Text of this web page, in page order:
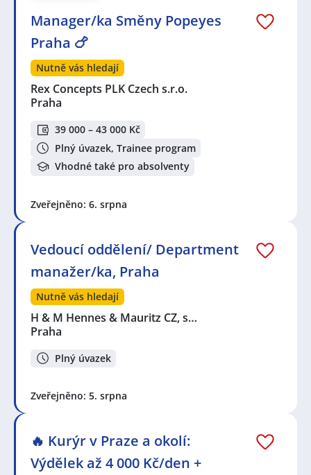
Manager/ka Směny Popeyes
Praha 🍗
Nutně vás hledají
Rex Concepts PLK Czech s.r.o.
Praha
39 000 – 43 000 Kč
Plný úvazek, Trainee program
Vhodné také pro absolventy
Zveřejněno: 6. srpna
Vedoucí oddělení/ Department
manažer/ka, Praha
Nutně vás hledají
H & M Hennes & Mauritz CZ, s…
Praha
Plný úvazek
Zveřejněno: 5. srpna
🔥 Kurýr v Praze a okolí:
Výdělek až 4 000 Kč/den +